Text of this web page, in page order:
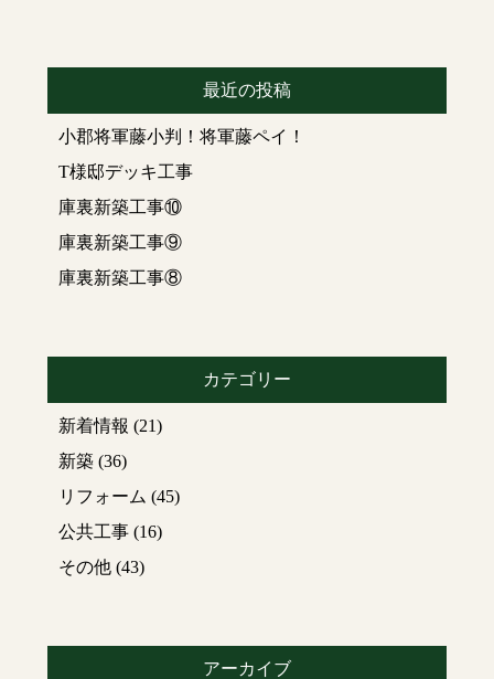
最近の投稿
小郡将軍藤小判！将軍藤ペイ！
T様邸デッキ工事
庫裏新築工事⑩
庫裏新築工事⑨
庫裏新築工事⑧
カテゴリー
新着情報 (21)
新築(36)
リフォーム (45)
公共工事(16)
その他(43)
アーカイブ